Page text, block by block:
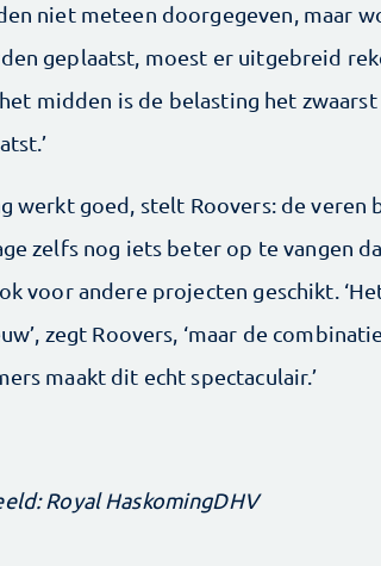
niet meteen doorgegeven, maar
geplaatst, moest er uitgebreid
midden is de belasting het
werkt goed, stelt Roovers: de veren
zelfs nog iets beter op te vangen
voor andere projecten geschikt.
zegt Roovers, ‘maar de
maakt dit echt spectaculair.’
Royal HaskomingDHV